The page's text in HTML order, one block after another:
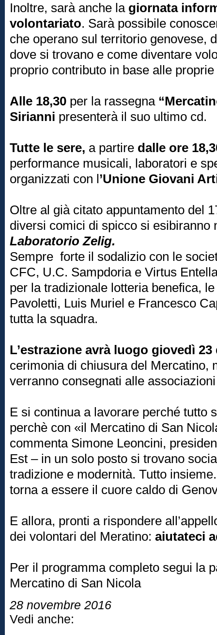
Inoltre, sarà anche lagiornata
volontariato. Sarà possibile
che operano sul territorio genovese,
dove si trovano e come diventare
proprio contributo in base alle
Alle 18,30 per la rassegna
Sirianni presenterà il suo ultimo cd.
Tutte le sere, a partire dalle ore
performance musicali, laboratori e
organizzati con l’Unione Giovani
Oltre al già citato appuntamento del
diversi comici di spicco si esibiranno
Laboratorio Zelig.
Sempre forte il sodalizio con le
CFC, U.C. Sampdoria e Virtus
per la tradizionale lotteria benefica,
Pavoletti, Luis Muriel e Francesco
tutta la squadra.
L’estrazione avrà luogo giovedì
cerimonia di chiusura del Mercatino,
verranno consegnati alle
E si continua a lavorare perché tutto
perchè con «il Mercatino di San
commenta Simone Leoncini,
Est – in un solo posto si trovano
tradizione e modernità. Tutto
torna a essere il cuore caldo di
E allora, pronti a rispondere
dei volontari del Meratino: aiutateci
Per il programma completo segui la
Mercatino di San Nicola
28 novembre 2016
Vedi anche: